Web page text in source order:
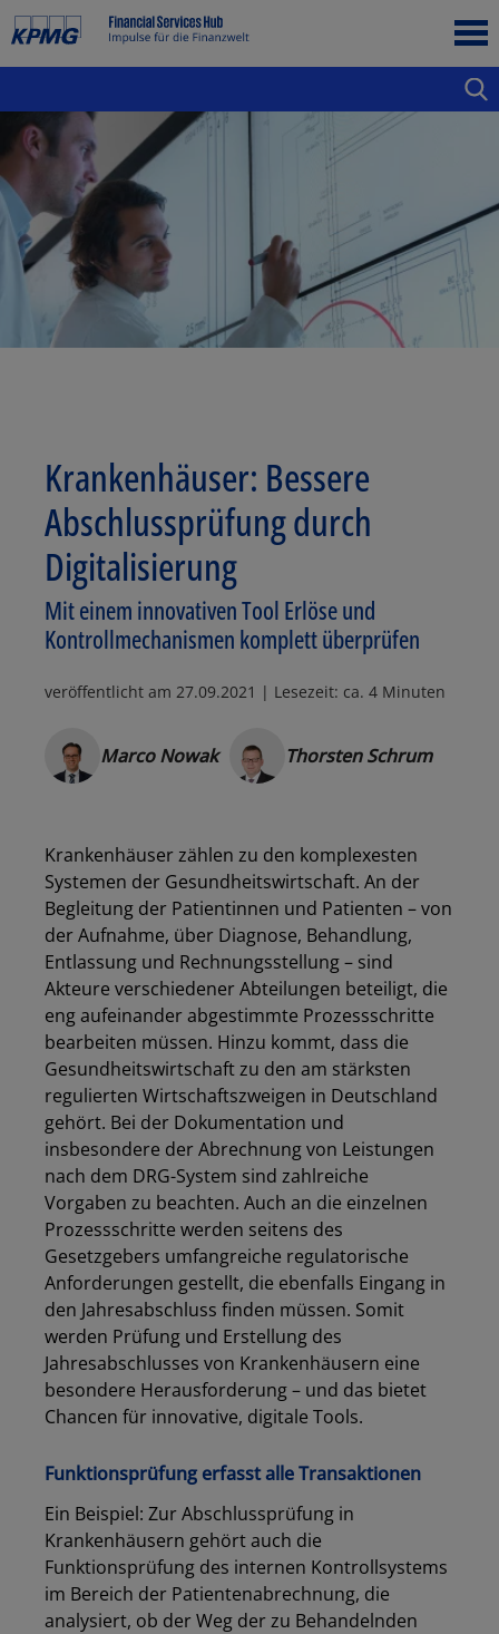
Krankenhäuser: Bessere
Abschlussprüfung durch
Digitalisierung
Mit einem innovativen Tool Erlöse und
Kontrollmechanismen komplett überprüfen
veröffentlicht am 27.09.2021 | Lesezeit: ca. 4 Minuten
Marco Nowak Thorsten Schrum
Krankenhäuser zählen zu den komplexesten
Systemen der Gesundheitswirtschaft. An der
Begleitung der Patientinnen und Patienten – von
der Aufnahme, über Diagnose, Behandlung,
Entlassung und Rechnungsstellung – sind
Akteure verschiedener Abteilungen beteiligt, die
eng aufeinander abgestimmte Prozessschritte
bearbeiten müssen. Hinzu kommt, dass die
Gesundheitswirtschaft zu den am stärksten
regulierten Wirtschaftszweigen in Deutschland
gehört. Bei der Dokumentation und
insbesondere der Abrechnung von Leistungen
nach dem DRG-System sind zahlreiche
Vorgaben zu beachten. Auch an die einzelnen
Prozessschritte werden seitens des
Gesetzgebers umfangreiche regulatorische
Anforderungen gestellt, die ebenfalls Eingang in
den Jahresabschluss finden müssen. Somit
werden Prüfung und Erstellung des
Jahresabschlusses von Krankenhäusern eine
besondere Herausforderung – und das bietet
Chancen für innovative, digitale Tools.
Funktionsprüfung erfasst alle Transaktionen
Ein Beispiel: Zur Abschlussprüfung in
Krankenhäusern gehört auch die
Funktionsprüfung des internen Kontrollsystems
im Bereich der Patientenabrechnung, die
analysiert, ob der Weg der zu Behandelnden